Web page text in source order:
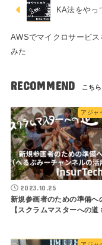
KA法をやっ
AWSでマイクロサービ
みた
RECOMMEND
アジャ
2023.10.25
新規参画者のための準備へ
【スクラムマスターへの道